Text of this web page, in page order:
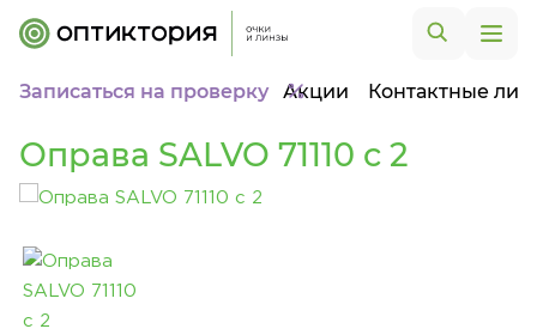
Записаться на проверку Акции Контактные
Оправа SALVO 71110 c 2